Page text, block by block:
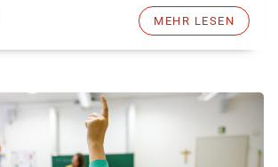
MEHR LESEN